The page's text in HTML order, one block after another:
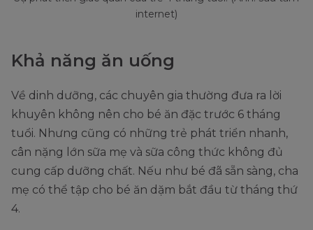
internet)
Khả năng ăn uống
Về dinh dưỡng, các chuyên gia thường đưa ra lời
khuyên không nên cho bé ăn đặc trước 6 tháng
tuổi. Nhưng cũng có những trẻ phát triển nhanh,
cân nặng lớn sữa mẹ và sữa công thức không đủ
cung cấp dưỡng chất. Nếu như bé đã sẵn sàng, cha
mẹ có thể tập cho bé ăn dặm bắt đầu từ tháng thứ
4.